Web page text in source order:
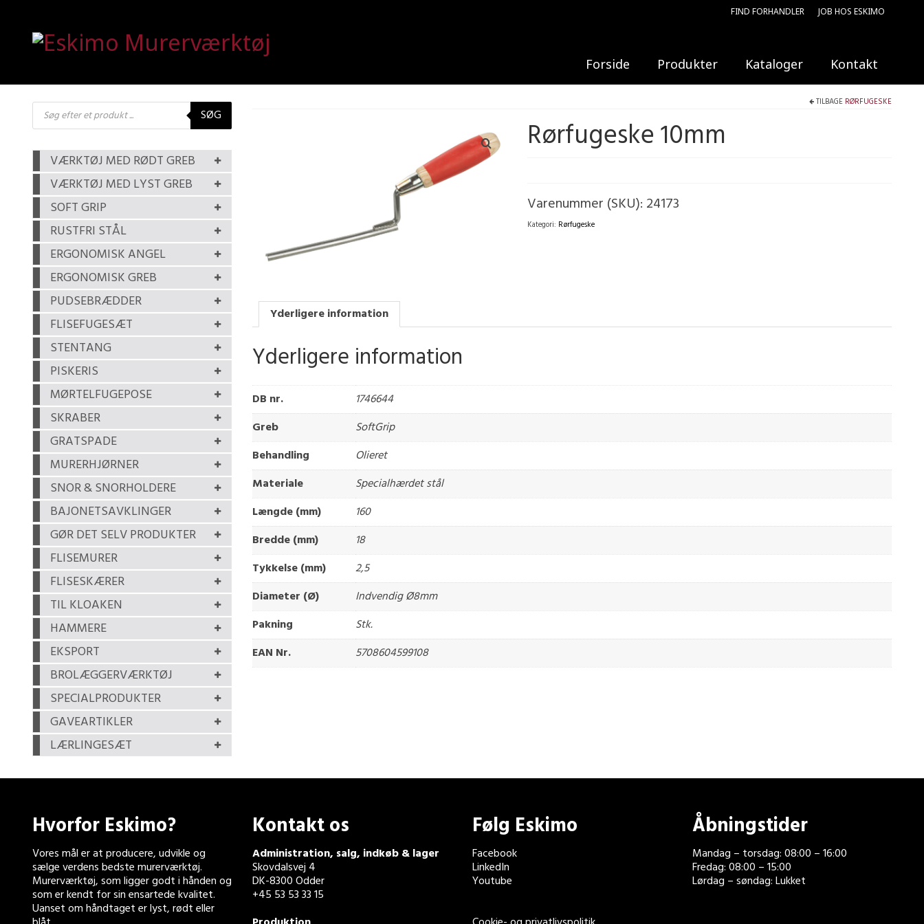
FIND FORHANDLER JOB HOS ESKIMO
Forside Produkter Kataloger Kontakt
TILBAGE RØRFUGESKE
Rørfugeske 10mm
Varenummer (SKU): 24173
Kategori: Rørfugeske
Yderligere information
Yderligere information
DB nr.
1746644
Greb
SoftGrip
Behandling
Olieret
Materiale
Specialhærdet stål
Længde (mm)
160
Bredde (mm)
18
Tykkelse (mm)
2,5
Diameter (Ø)
Indvendig Ø8mm
Pakning
Stk.
EAN Nr.
5708604599108
Products
search SØG
VÆRKTØJ MED RØDT GREB
VÆRKTØJ MED LYST GREB
SOFT GRIP
RUSTFRI STÅL
ERGONOMISK ANGEL
ERGONOMISK GREB
PUDSEBRÆDDER
FLISEFUGESÆT
STENTANG
PISKERIS
MØRTELFUGEPOSE
SKRABER
GRATSPADE
MURERHJØRNER
SNOR & SNORHOLDERE
BAJONETSAVKLINGER
GØR DET SELV PRODUKTER
FLISEMURER
FLISESKÆRER
TIL KLOAKEN
HAMMERE
EKSPORT
BROLÆGGERVÆRKTØJ
SPECIALPRODUKTER
GAVEARTIKLER
LÆRLINGESÆT
Hvorfor Eskimo?
Vores mål er at producere, udvikle og
sælge verdens bedste murerværktøj.
Murerværktøj, som ligger godt i hånden og
som er kendt for sin ensartede kvalitet.
Uanset om håndtaget er lyst, rødt eller
Kontakt os
Administration, salg, indkøb & lager
Skovdalsvej 4
DK-8300 Odder
+45 53 53 33 15
Følg Eskimo
Facebook
LinkedIn
Youtube
Åbningstider
Mandag – torsdag: 08:00 – 16:00
Fredag: 08:00 – 15:00
Lørdag – søndag: Lukket